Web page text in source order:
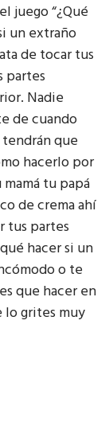
juego “¿Qué
un extraño
de tocar tus
partes
Nadie
de cuando
que
hacerlo por
tu papá
de crema ahí
tus partes
hacer si un
o te
que hacer en
lo grites muy